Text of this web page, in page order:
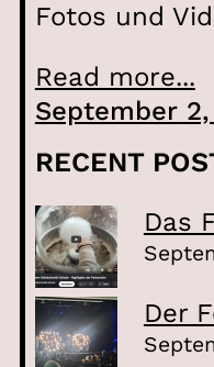
Fotos und
Read more...
September
RECENT
Das
Der